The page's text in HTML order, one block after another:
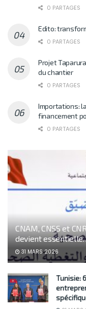
0 PARTAGES
Edito:
0 PARTAGES
Projet
du chantier
0 PARTAGES
Importations:
financement
0 PARTAGES
CNAM, CNSS et
devient
31 MARS 2026
Tunisie: